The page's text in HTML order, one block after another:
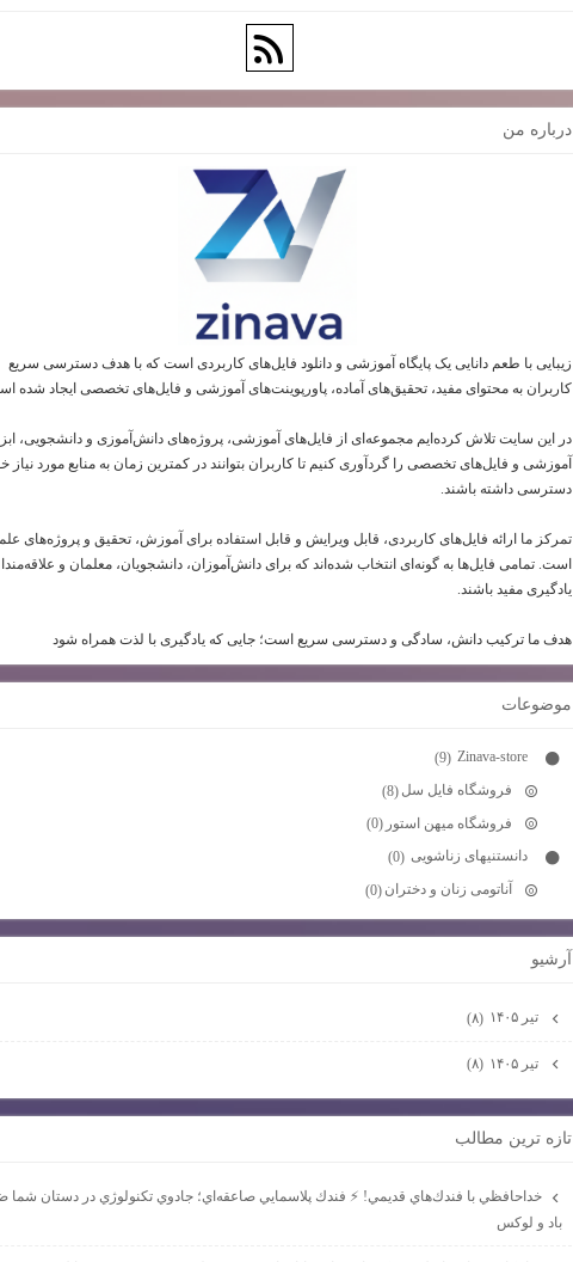
درباره من
زیبایی با طعم دانایی یک پایگاه آموزشی و دانلود فایل‌های کاربردی است که با هدف دسترسی سریع
کاربران به محتوای مفید، تحقیق‌های آماده، پاورپوینت‌های آموزشی و فایل‌های تخصصی ایجاد شده
در این سایت تلاش کرده‌ایم مجموعه‌ای از فایل‌های آموزشی، پروژه‌های دانش‌آموزی و دانشجویی،
آموزشی و فایل‌های تخصصی را گردآوری کنیم تا کاربران بتوانند در کمترین زمان به منابع مورد نیاز
دسترسی داشته باشند.
تمرکز ما ارائه فایل‌های کاربردی، قابل ویرایش و قابل استفاده برای آموزش، تحقیق و پروژه‌های
است. تمامی فایل‌ها به گونه‌ای انتخاب شده‌اند که برای دانش‌آموزان، دانشجویان، معلمان و
یادگیری مفید باشند.
هدف ما ترکیب دانش، سادگی و دسترسی سریع است؛ جایی که یادگیری با لذت همراه شود
موضوعات
(9)
فروشگاه فایل سل (8)
فروشگاه میهن استور (0)
دانستنیهای زناشویی (0)
آناتومی زنان و دختران (0)
آرشيو
تیر ۱۴۰۵ (۸)
تیر ۱۴۰۵ (۸)
تازه ترين مطالب
خداحافظي با فندك‌هاي قديمي! ⚡ فندك پلاسمايي صاعقه‌اي؛ جادوي تكنولوژي در دستان شما
باد و لوكس